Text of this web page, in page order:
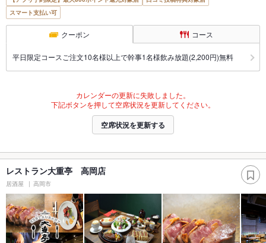
スマート支払い可
クーポン コース
平日限定コースご注文10名様以上で幹事1名様飲み放題(2,200円)無料
カレンダーの更新に失敗しました。
下記ボタンを押して空席状況を更新してください。
空席状況を更新する
レストラン大重亭 高岡店
居酒屋 高岡市